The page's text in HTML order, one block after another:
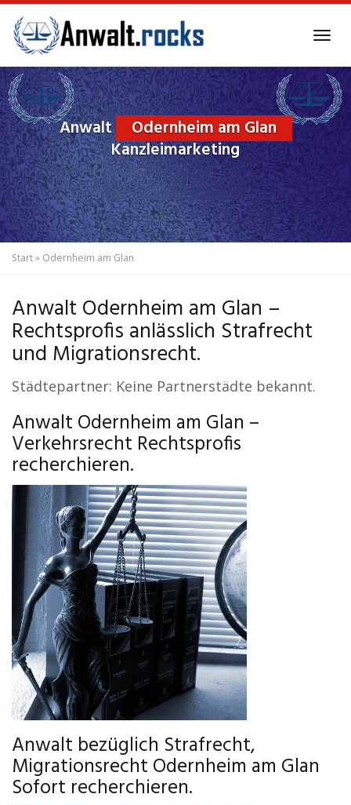
to
main
content
Anwalt
Odernheim am Glan
Kanzleimarketing
Start» Odernheim am Glan
Anwalt Odernheim am Glan –
Rechtsprofis anlässlich Strafrecht
und Migrationsrecht.
Städtepartner: Keine Partnerstädte bekannt.
Anwalt Odernheim am Glan –
Verkehrsrecht Rechtsprofis
recherchieren.
Anwalt bezüglich Strafrecht,
Migrationsrecht Odernheim am Glan
Sofort recherchieren.